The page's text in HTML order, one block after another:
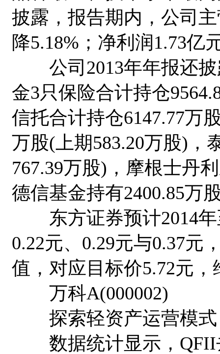
披露，报告期内，公司
降5.18%；净利润1.73亿
公司2013年年报还披
金3只保险合计持仓
信托合计持仓6147.77万
万股(上期583.20万股)，
767.39万股)，摩根士丹
德信基金持有2400.85万
东方证券预计2014年
0.22元、0.29元与0.37元
值，对应目标价5.72元
万科A(000002)
探索轻资产运营模式
数据统计显示，QFII